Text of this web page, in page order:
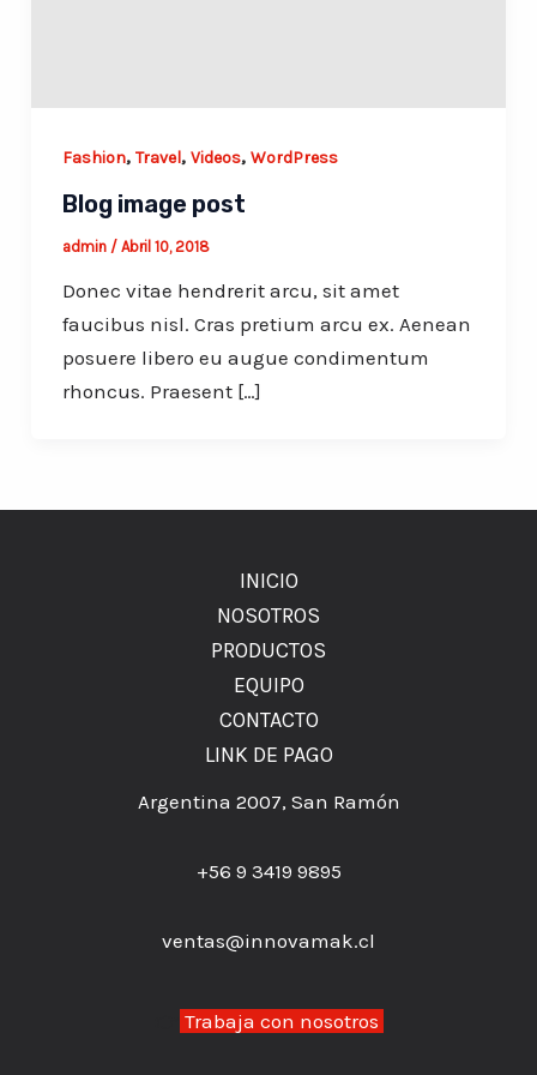
Fashion, Travel, Videos, WordPress
Blog image post
admin / Abril 10, 2018
Donec vitae hendrerit arcu, sit amet
faucibus nisl. Cras pretium arcu ex. Aenean
posuere libero eu augue condimentum
rhoncus. Praesent […]
INICIO
NOSOTROS
PRODUCTOS
EQUIPO
CONTACTO
LINK DE PAGO
Argentina 2007, San Ramón
+56 9 3419 9895
ventas@innovamak.cl
Trabaja con nosotros